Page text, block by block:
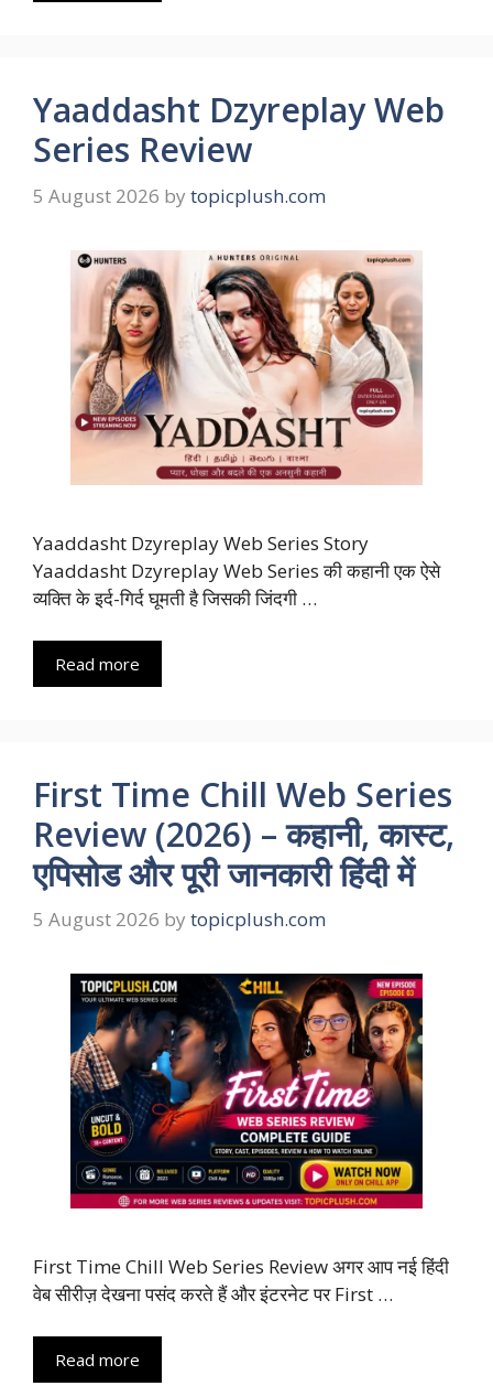
Yaaddasht Dzyreplay Web
Series Review
5 August 2026 by topicplush.com
Yaaddasht Dzyreplay Web Series Story
Yaaddasht Dzyreplay Web Series की कहानी एक ऐसे
व्यक्ति के इर्द-गिर्द घूमती है जिसकी जिंदगी …
Read more
First Time Chill Web Series
Review (2026) – कहानी, कास्ट,
एपिसोड और पूरी जानकारी हिंदी में
5 August 2026 by topicplush.com
First Time Chill Web Series Review अगर आप नई हिंदी
वेब सीरीज़ देखना पसंद करते हैं और इंटरनेट पर First …
Read more